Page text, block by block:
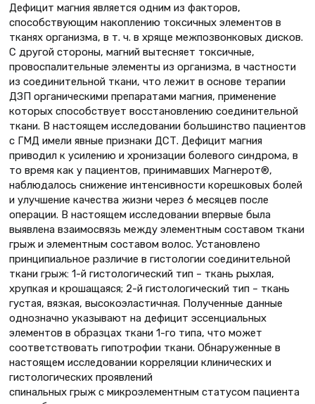
Дефицит магния является одним из факторов,
способствующим накоплению токсичных элементов в
тканях организма, в т. ч. в хряще межпозвонковых дисков.
С другой стороны, магний вытесняет токсичные,
провоспалительные элементы из организма, в частности
из соединительной ткани, что лежит в основе терапии
ДЗП органическими препаратами магния, применение
которых способствует восстановлению соединительной
ткани. В настоящем исследовании большинство пациентов
с ГМД имели явные признаки ДСТ. Дефицит магния
приводил к усилению и хронизации болевого синдрома, в
то время как у пациентов, принимавших Магнерот®,
наблюдалось снижение интенсивности корешковых болей
и улучшение качества жизни через 6 месяцев после
операции. В настоящем исследовании впервые была
выявлена взаимосвязь между элементным составом ткани
грыж и элементным составом волос. Установлено
принципиальное различие в гистологии соединительной
ткани грыж: 1-й гистологический тип – ткань рыхлая,
хрупкая и крошащаяся; 2-й гистологический тип – ткань
густая, вязкая, высокоэластичная. Полученные данные
однозначно указывают на дефицит эссенциальных
элементов в образцах ткани 1-го типа, что может
соответствовать гипотрофии ткани. Обнаруженные в
настоящем исследовании корреляции клинических и
гистологических проявлений
спинальных грыж с микроэлементным статусом пациента